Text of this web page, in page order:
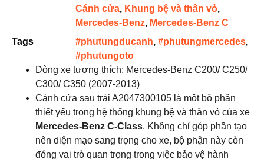
Cánh cửa, Khung bệ và thân vỏ,
Mercedes-Benz, Mercedes-Benz C
Tags
#phutungducanh, #phutungmercedes,
#phutungoto
Dòng xe tương thích: Mercedes-Benz C200/ C250/
C300/ C350 (2007-2013)
Cánh cửa sau trái A2047300105 là một bộ phận
thiết yếu trong hệ thống khung bệ và thân vỏ của xe
Mercedes-Benz C-Class. Không chỉ góp phần tạo
nên diện mạo sang trọng cho xe, bộ phận này còn
đóng vai trò quan trọng trong việc bảo vệ hành